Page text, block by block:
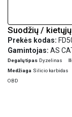
Suodžių /
Prekės kodas:
Gamintojas: AS
Degalų tipas Dyzelinas
Medžiaga Silicio karbidas
OBD